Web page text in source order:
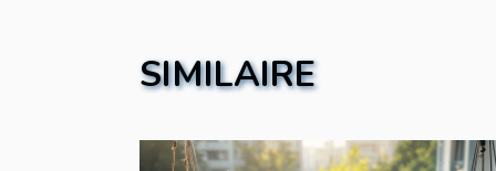
SIMILAIRE